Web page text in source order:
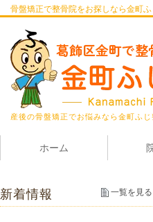
骨盤矯正で整骨院をお探しなら金町
産後の骨盤矯正でお悩みなら金町ふ
ホーム
新着情報 一覧を見る